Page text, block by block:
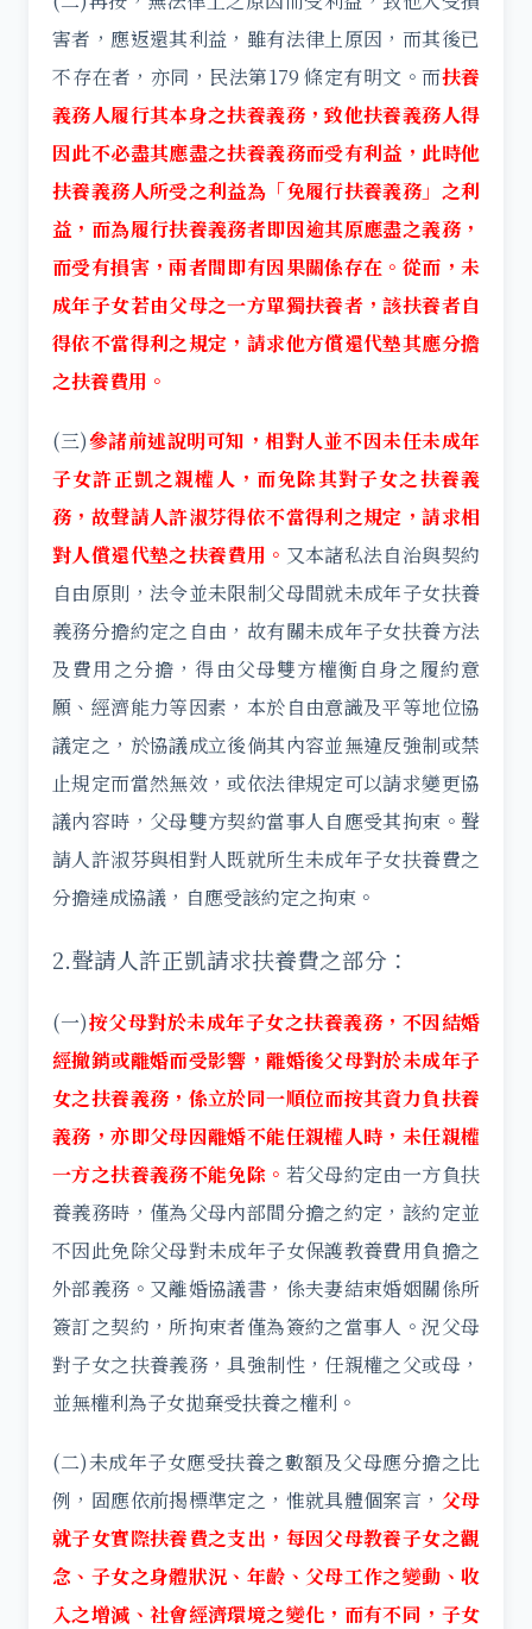
害者，應返還其利益，雖有法律上原因，而其後已
不存在者，亦同，民法第179 條定有明文。而扶養
義務人履行其本身之扶養義務，致他扶養義務人得
因此不必盡其應盡之扶養義務而受有利益，此時他
扶養義務人所受之利益為「免履行扶養義務」之利
益，而為履行扶養義務者即因逾其原應盡之義務，
而受有損害，兩者間即有因果關係存在。 從而，未
成年子女若由父母之一方單獨扶養者，該扶養者自
得依不當得利之規定，請求他方償還代墊其應分擔
之扶養費用。
(三)參諸前述說明可知，相對人並不因未任未成年
子女許正凱之親權人，而免除其對子女之扶養義
務，故聲請人許淑芬得依不當得利之規定，請求相
對人償還代墊之扶養費用。 又本諸私法自治與契約
自由原則，法令並未限制父母間就未成年子女扶養
義務分擔約定之自由，故有關未成年子女扶養方法
及費用之分擔，得由父母雙方權衡自身之履約意
願、經濟能力等因素，本於自由意識及平等地位協
議定之，於協議成立後倘其內容並無違反強制或禁
止規定而當然無效，或依法律規定可以請求變更協
議內容時，父母雙方契約當事人自應受其拘束。聲
請人許淑芬與相對人既就所生未成年子女扶養費之
分擔達成協議，自應受該約定之拘束。
2.聲請人許正凱請求扶養費之部分：
(一)按父母對於未成年子女之扶養義務，不因結婚
經撤銷或離婚而受影響，離婚後父母對於未成年子
女之扶養義務，係立於同一順位而按其資力負扶養
義務，亦即父母因離婚不能任親權人時，未任親權
一方之扶養義務不能免除。 若父母約定由一方負扶
養義務時，僅為父母內部間分擔之約定，該約定並
不因此免除父母對未成年子女保護教養費用負擔之
外部義務。又離婚協議書，係夫妻結束婚姻關係所
簽訂之契約，所拘束者僅為簽約之當事人。況父母
對子女之扶養義務，具強制性，任親權之父或母，
並無權利為子女拋棄受扶養之權利。
(二)未成年子女應受扶養之數額及父母應分擔之比
例，固應依前揭標準定之，惟就具體個案言， 父母
就子女實際扶養費之支出，每因父母教養子女之觀
念、子女之身體狀況、年齡、父母工作之變動、收
入之增減、社會經濟環境之變化，而有不同，子女